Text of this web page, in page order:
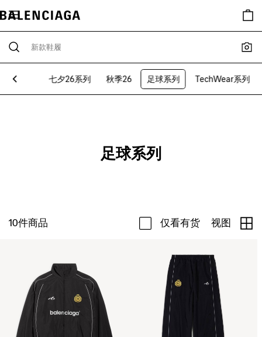
袋 七夕26系列 秋季26 足球系列 TechWear系列
足球系列
10件商品 仅看有货 视图